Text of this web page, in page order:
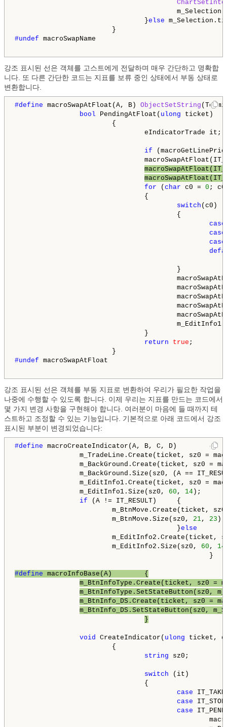
m_Selection.it
}else
#undef macroSwapName
강조 표시된 선은 객체를 고스트에게 전달하며 매우 간단하고 명확합
니다. 또 다른 간단한 코드는 지표를 보류 중인 상태에서 부동 상태로
변환합니다.
#define macroSwapAtFloat(A, B) ObjectSetString
bool PendingAtFloat( ulong ticket)
{
eIndicatorTrade it;
if
macroSwapAtFloat(IT_PENDING,
for ( char c0 = 0 ;
{
switch (c0)
{
case
case
case
}
macroSwapAtFloat(it,
macroSwapAtFloat(it,
macroSwapAtFloat(it,
macroSwapAtFloat(it,
macroSwapAtFloat(it,
}
return
true ;
#undef macroSwapAtFloat
강조 표시된 선은 객체를 부동 지표로 변환하여 우리가 필요한 작업을
나중에 수행할 수 있도록 합니다. 이제 우리는 지표를 만드는 코드에서
몇 가지 변경 사항을 구현해야 합니다. 여러분이 마음에 들 때까지 테
스트하고 조정할 수 있는 기능입니다. 기본적으로 아래 코드에서 강조
표시된 부분이 변경되었습니다:
#define macroCreateIndicator(A, B, C, D)        {
m_TradeLine.Create(ticket, sz0 =
m_BackGround.Create(ticket, sz0 =
m_BackGround.Size(sz0, (A ==
m_EditInfo1.Create(ticket, sz0 =
m_EditInfo1.Size(sz0, 60 , 14 );
if (A != IT_RESULT)     {
m_BtnMove.Create(ticket, sz0 =
m_BtnMove.Size(sz0, 21, 23 );
}else
m_EditInfo2.Create(ticket, sz0 =
m_EditInfo2.Size(sz0, 60 , 14
}
#define macroInfoBase(A)        {
m_BtnInfoType.Create(ticket, sz0 =
m_BtnInfoType.SetStateButton(sz0,
m_BtnInfo_DS.Create(ticket, sz0 =
m_BtnInfo_DS.SetStateButton(sz0,
}
void CreateIndicator( ulong ticket,
{
string sz0;
switch (it)
{
case
case
case